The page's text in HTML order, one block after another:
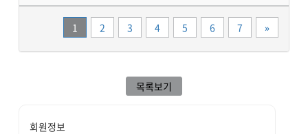
1 2 3 4 5 6 7 »끝
목록보기
회원정보